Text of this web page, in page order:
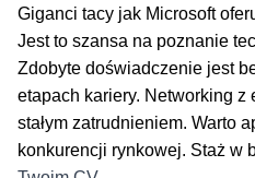
Giganci tacy jak Microsoft
Jest to szansa na poznanie
Zdobyte doświadczenie jest
etapach kariery. Networking
stałym zatrudnieniem. Warto
konkurencji rynkowej. Staż w